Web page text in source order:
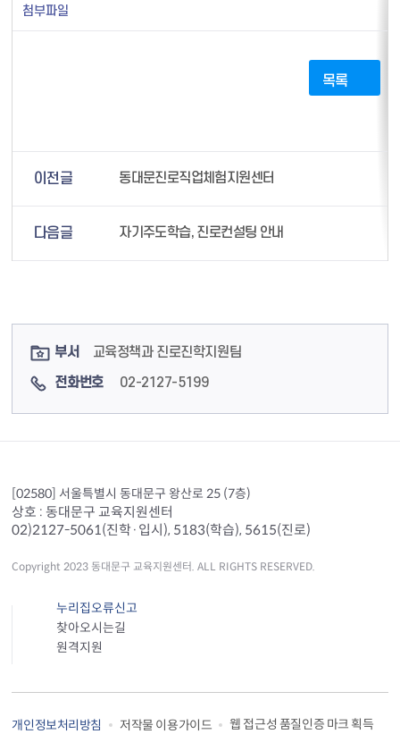
첨부파일
목록
이전글 동대문진로직업체험지원센터
다음글 자기주도학습, 진로컨설팅 안내
부서
교육정책과 진로진학지원팀
전화번호
02-2127-5199
[02580] 서울특별시 동대문구 왕산로 25 (7층)
상호 : 동대문구 교육지원센터
02)2127-5061(진학·입시), 5183(학습), 5615(진로)
Copyright 2023 동대문구 교육지원센터. ALL RIGHTS RESERVED.
누리집오류신고
찾아오시는길
원격지원
개인정보처리방침 저작물 이용가이드 웹 접근성 품질인증 마크 획득